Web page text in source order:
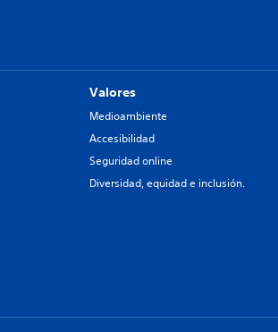
Valores
Medioambiente
Accesibilidad
Seguridad online
Diversidad, equidad e inclusión.